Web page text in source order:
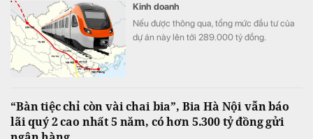
Kinh doanh
Nếu được thông qua, tổng mức đầu tư của
dự án này lên tới 289.000 tỷ đồng.
“Bàn tiệc chỉ còn vài chai bia”, Bia Hà Nội vẫn báo
lãi quý 2 cao nhất 5 năm, có hơn 5.300 tỷ đồng gửi